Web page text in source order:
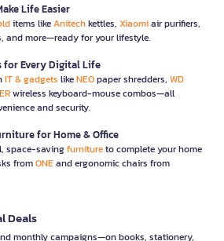
Life Easier
items likeAnitechkettles, Xiaomiair purifiers,
and more—ready for your lifestyle.
for Every Digital Life
IT & gadgets likeNEOpaper shredders, WD
wireless keyboard-mouse combos—all
and security.
for Home & Office
space-savingfurnitureto complete your home
fromONEand ergonomic chairs from
Deals
monthly campaigns—on books, stationery,